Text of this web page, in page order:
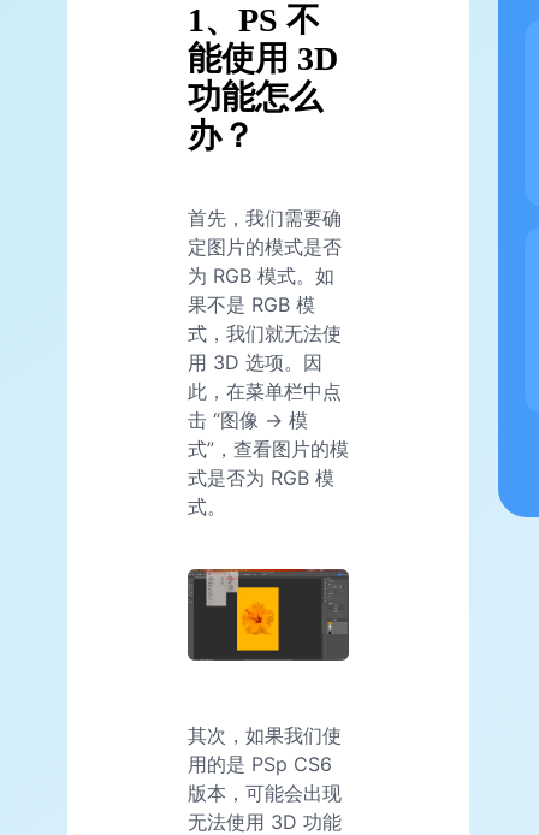
1、PS 不
能使用 3D
功能怎么
办？
首先，我们需要确
定图片的模式是否
为 RGB 模式。如
果不是 RGB 模
式，我们就无法使
用 3D 选项。因
此，在菜单栏中点
击 “图像 -> 模
式”，查看图片的模
式是否为 RGB 模
式。
其次，如果我们使
用的是 PSp CS6
版本，可能会出现
无法使用 3D 功能